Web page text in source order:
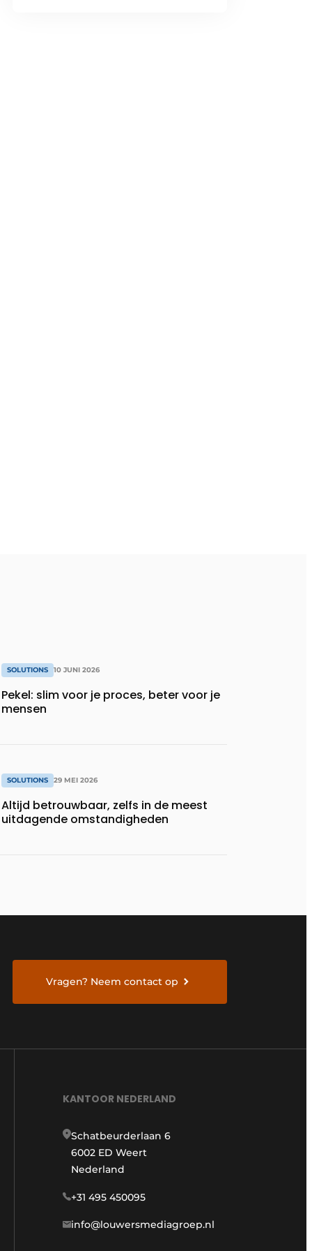
SOLUTIONS 10 JUNI 2026
Pekel: slim voor je proces, beter voor je
mensen
SOLUTIONS 29 MEI 2026
Altijd betrouwbaar, zelfs in de meest
uitdagende omstandigheden
Vragen? Neem contact op
KANTOOR NEDERLAND
Schatbeurderlaan 6
6002 ED Weert
Nederland
+31 495 450095
info@louwersmediagroep.nl